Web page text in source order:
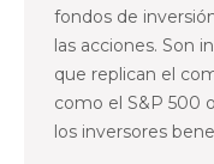
fondos de
las acciones. Son
que replican el
como el S&P 500
los inversores